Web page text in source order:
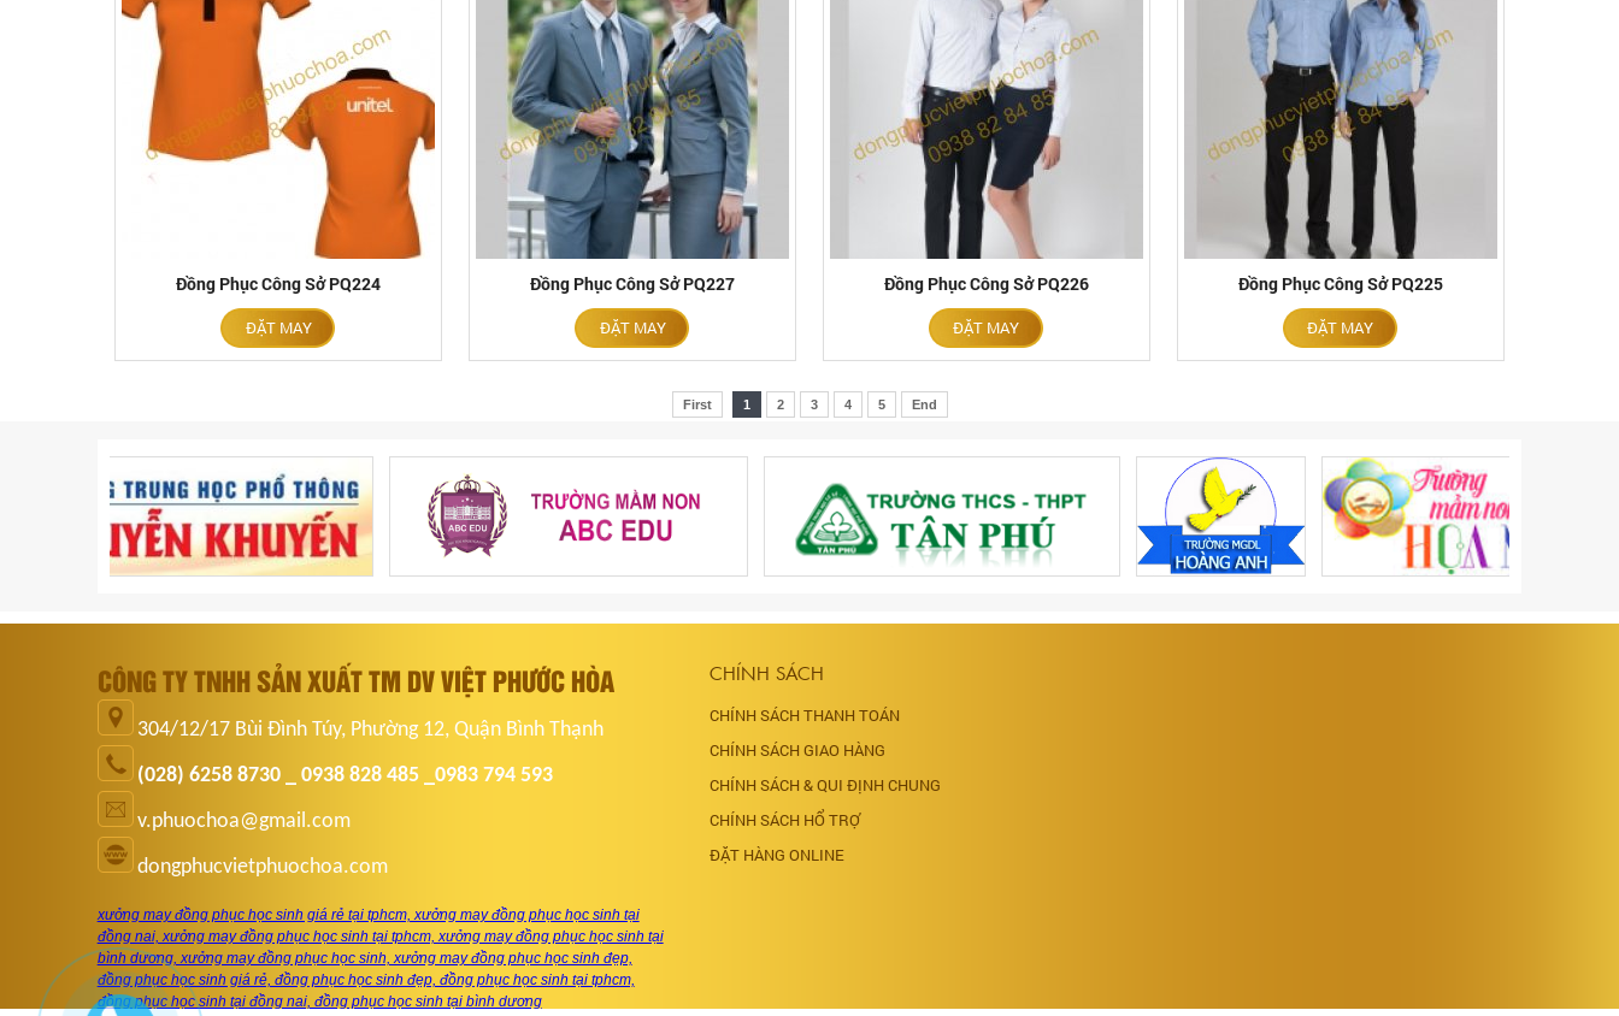
Đồng Phục Công Sở PQ224
ĐẶT MAY
Đồng Phục Công Sở PQ227
ĐẶT MAY
Đồng Phục Công Sở PQ226
ĐẶT MAY
Đồng Phục Công Sở PQ225
ĐẶT MAY
First 1 2 3 4 5 End
CÔNG TY TNHH SẢN XUẤT TM DV VIỆT PHƯỚC HÒA
304/12/17 Bùi Đình Túy, Phường 12, Quận Bình Thạnh
(028) 6258 8730 _ 0938 828 485 _0983 794 593
v.phuochoa@gmail.com
dongphucvietphuochoa.com
xưởng may đồng phục học sinh giá rẻ tại tphcm, xưởng may đồng phục học sinh tại
đồng nai, xưởng may đồng phục học sinh tại tphcm, xưởng may đồng phục học sinh tại
bình dương, xưởng may đồng phục học sinh, xưởng may đồng phục học sinh đẹp,
đồng phục học sinh giá rẻ, đồng phục học sinh đẹp, đồng phục học sinh tại tphcm,
đồng phục học sinh tại đồng nai, đồng phục học sinh tại bình dương
CHÍNH SÁCH
CHÍNH SÁCH THANH TOÁN
CHÍNH SÁCH GIAO HÀNG
CHÍNH SÁCH & QUI ĐỊNH CHUNG
CHÍNH SÁCH HỔ TRỢ
ĐẶT HÀNG ONLINE